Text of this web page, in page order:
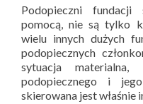
Podopieczni fundacji
pomocą, nie są tylko
wielu innych dużych
podopiecznych
sytuacja materialna,
podopiecznego i
skierowana jest właśnie